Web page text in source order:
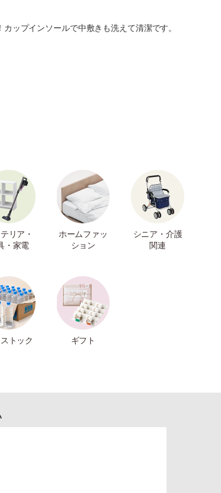
ップインソールで中敷きも洗えて清潔です。
リア・
・家電
ホームファッ
ション
シニア・介護
関連
トック ギフト